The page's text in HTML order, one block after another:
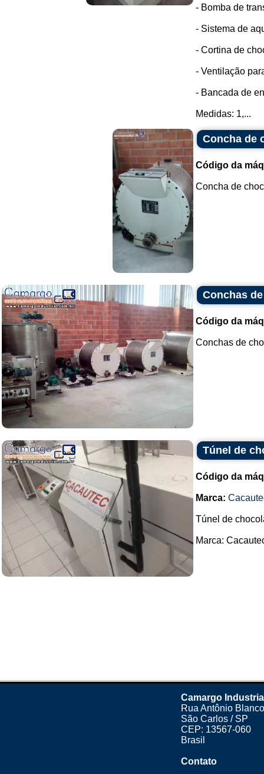
- Bomba de
- Sistema de
- Cortina de
- Ventilação
- Bancada de
Medidas: 1,...
Concha de
Código da
Concha de
Conchas
Código da
Conchas de
Túnel de
Código da
Marca:
Túnel de
Marca:
Camargo
Rua Antônio
São Carlos / SP
CEP: 13567-060
Brasil
Contato